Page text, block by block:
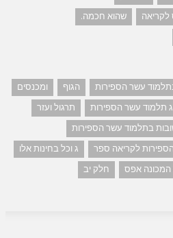
לקריאה
שהוא חכמה.
עשר הספירות הגוף
ומכנסים
תלמוד עשר הספירות
תרגול ועזר
בתלמוד עשר הספירות
לקריאה ספר
ג וכל בחינות אלו
אפס
חלק יב